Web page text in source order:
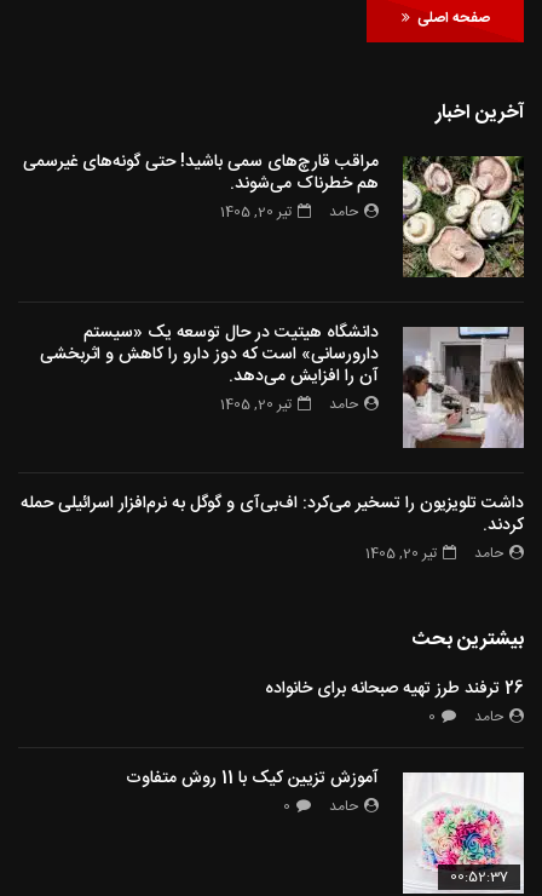
صفحه اصلی
آخرین اخبار
مراقب قارچ‌های سمی باشید! حتی گونه‌های غیرسمی
هم خطرناک می‌شوند.
حامد تیر 20, 1405
دانشگاه هیتیت در حال توسعه یک «سیستم
دارورسانی» است که دوز دارو را کاهش و اثربخشی
آن را افزایش می‌دهد.
حامد تیر 20, 1405
داشت تلویزیون را تسخیر می‌کرد: اف‌بی‌آی و گوگل به نرم‌افزار اسرائیلی حمله
کردند.
حامد تیر 20, 1405
بیشترین بحث
26 ترفند طرز تهیه صبحانه برای خانواده
حامد 0
00:52:37
آموزش تزیین کیک با 11 روش متفاوت
حامد 0